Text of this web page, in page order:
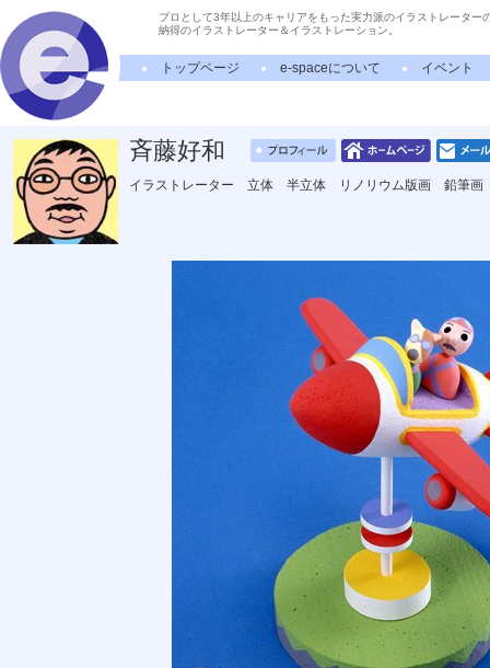
プロとして3年以上のキャリアをもった実力派のイラストレーター
納得のイラストレーター＆イラストレーション。
トップページ e-spaceについて イベント
斉藤好和
イラストレーター 立体 半立体 リノリウム版画 鉛筆画